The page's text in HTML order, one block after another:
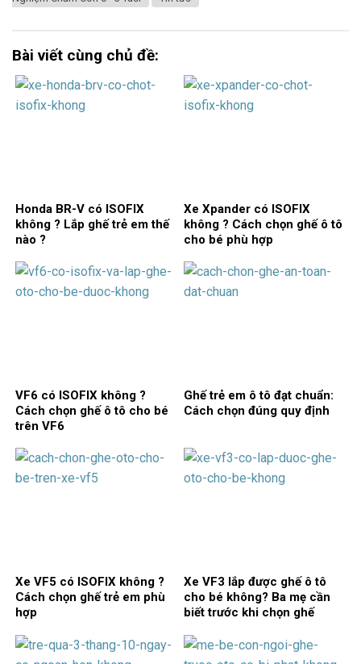
Bài viết cùng chủ đề:
Honda BR-V có ISOFIX
không ? Lắp ghế trẻ em thế
nào ?
Xe Xpander có ISOFIX
không ? Cách chọn ghế ô tô
cho bé phù hợp
VF6 có ISOFIX không ?
Cách chọn ghế ô tô cho bé
trên VF6
Ghế trẻ em ô tô đạt chuẩn:
Cách chọn đúng quy định
Xe VF5 có ISOFIX không ?
Cách chọn ghế trẻ em phù
hợp
Xe VF3 lắp được ghế ô tô
cho bé không? Ba mẹ cần
biết trước khi chọn ghế